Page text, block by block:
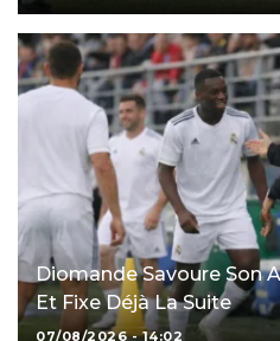
Diomande Savoure Son
Et Fixe Déjà La Suite
07/08/2026 - 14:02